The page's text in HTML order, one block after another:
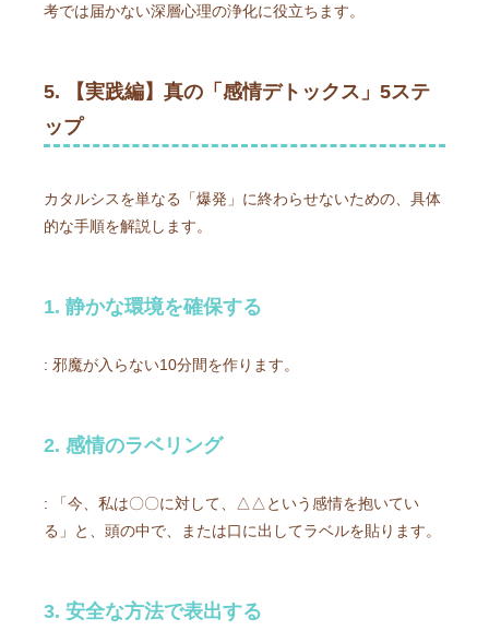
考では届かない深層心理の浄化に役立ちます。
5. 【実践編】真の「感情デトックス」5ステ
ップ
カタルシスを単なる「爆発」に終わらせないための、具体
的な手順を解説します。
1. 静かな環境を確保する
: 邪魔が入らない10分間を作ります。
2. 感情のラベリング
: 「今、私は〇〇に対して、△△という感情を抱いてい
る」と、頭の中で、または口に出してラベルを貼ります。
3. 安全な方法で表出する